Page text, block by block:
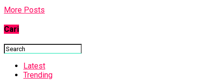
More Posts
Cari
Latest
Trending